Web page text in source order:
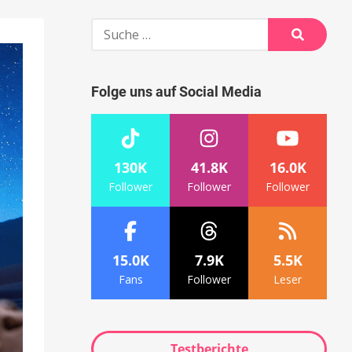
Suche
Suche
Folge uns auf Social Media
130K
Follower
41.8K
Follower
16.0K
Follower
15.0K
Fans
7.9K
Follower
5.5K
Leser